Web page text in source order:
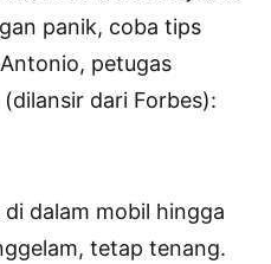
panik, coba tips
petugas
dari Forbes):
dalam mobil hingga
tetap tenang.